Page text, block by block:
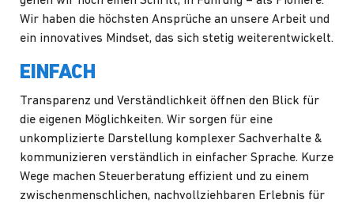
Wir haben die höchsten Ansprüche an unsere Arbeit und
ein innovatives Mindset, das sich stetig weiterentwickelt.
EINFACH
Transparenz und Verständlichkeit öffnen den Blick für
die eigenen Möglichkeiten. Wir sorgen für eine
unkomplizierte Darstellung komplexer Sachverhalte &
kommunizieren verständlich in einfacher Sprache. Kurze
Wege machen Steuerberatung effizient und zu einem
zwischenmenschlichen, nachvollziehbaren Erlebnis für